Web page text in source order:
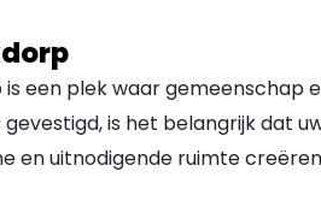
een plek waar gemeenschap
is het belangrijk dat
en uitnodigende ruimte